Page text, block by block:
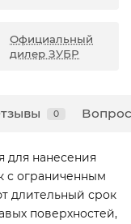
Официальный
дилер ЗУБР
0
для нанесения
с ограниченным
длительный срок
поверхностей,